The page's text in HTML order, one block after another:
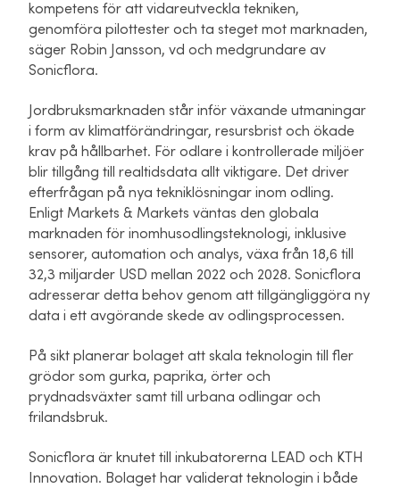
kompetens för att vidareutveckla tekniken,
genomföra pilottester och ta steget mot marknaden,
säger Robin Jansson, vd och medgrundare av
Sonicflora.
Jordbruksmarknaden står inför växande utmaningar
i form av klimatförändringar, resursbrist och ökade
krav på hållbarhet. För odlare i kontrollerade miljöer
blir tillgång till realtidsdata allt viktigare. Det driver
efterfrågan på nya tekniklösningar inom odling.
Enligt Markets & Markets väntas den globala
marknaden för inomhusodlingsteknologi, inklusive
sensorer, automation och analys, växa från 18,6 till
32,3 miljarder USD mellan 2022 och 2028. Sonicflora
adresserar detta behov genom att tillgängliggöra ny
data i ett avgörande skede av odlingsprocessen.
På sikt planerar bolaget att skala teknologin till fler
grödor som gurka, paprika, örter och
prydnadsväxter samt till urbana odlingar och
frilandsbruk.
Sonicflora är knutet till inkubatorerna LEAD och KTH
Innovation. Bolaget har validerat teknologin i både